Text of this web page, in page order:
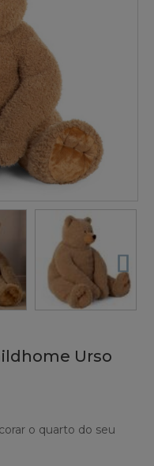
Urso
o quarto do seu